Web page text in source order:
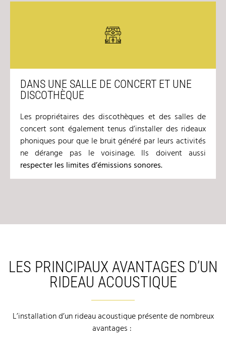
DANS UNE SALLE DE CONCERT ET UNE
DISCOTHÈQUE
Les propriétaires des discothèques et des salles de
concert sont également tenus d’installer des rideaux
phoniques pour que le bruit généré par leurs activités
ne dérange pas le voisinage. Ils doivent aussi
respecter les limites d’émissions sonores.
LES PRINCIPAUX AVANTAGES D’UN
RIDEAU ACOUSTIQUE
L’installation d’un rideau acoustique présente de nombreux
avantages :